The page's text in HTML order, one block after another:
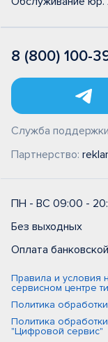
8 (800) 100-
Служба
Партнерство:
ПН - ВС 09:00 -
Без выходных
Оплата
Правила и условия
сервисном центре
Политика
Политика
"Цифровой сервис"